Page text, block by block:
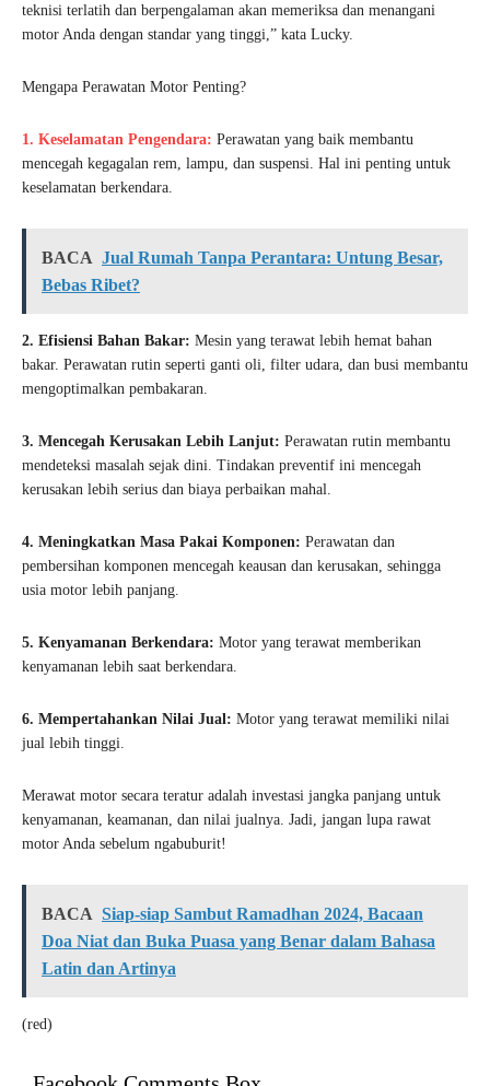
teknisi terlatih dan berpengalaman akan memeriksa dan menangani
motor Anda dengan standar yang tinggi,” kata Lucky.
Mengapa Perawatan Motor Penting?
1. Keselamatan Pengendara: Perawatan yang baik membantu
mencegah kegagalan rem, lampu, dan suspensi. Hal ini penting untuk
keselamatan berkendara.
BACA Jual Rumah Tanpa Perantara: Untung Besar,
Bebas Ribet?
2. Efisiensi Bahan Bakar: Mesin yang terawat lebih hemat bahan
bakar. Perawatan rutin seperti ganti oli, filter udara, dan busi membantu
mengoptimalkan pembakaran.
3. Mencegah Kerusakan Lebih Lanjut: Perawatan rutin membantu
mendeteksi masalah sejak dini. Tindakan preventif ini mencegah
kerusakan lebih serius dan biaya perbaikan mahal.
4. Meningkatkan Masa Pakai Komponen: Perawatan dan
pembersihan komponen mencegah keausan dan kerusakan, sehingga
usia motor lebih panjang.
5. Kenyamanan Berkendara: Motor yang terawat memberikan
kenyamanan lebih saat berkendara.
6. Mempertahankan Nilai Jual: Motor yang terawat memiliki nilai
jual lebih tinggi.
Merawat motor secara teratur adalah investasi jangka panjang untuk
kenyamanan, keamanan, dan nilai jualnya. Jadi, jangan lupa rawat
motor Anda sebelum ngabuburit!
BACA Siap-siap Sambut Ramadhan 2024, Bacaan
Doa Niat dan Buka Puasa yang Benar dalam Bahasa
Latin dan Artinya
(red)